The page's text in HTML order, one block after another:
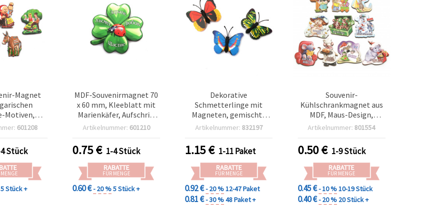
Magnet
Motiven,
x 45–80
601208
Stück
5 Stück +
MDF-Souvenirmagnet 70
x 60 mm, Kleeblatt mit
Marienkäfer, Aufschrift
„Gesundheit, Freude,
Artikelnummer: 601210
0.75€ 1-4 Stück
RABATTE
FÜR MENGE
0.60 €- 20 %5 Stück +
Dekorative
Schmetterlinge mit
Magneten, gemischte
Farben, 40×45 mm – 3
Artikelnummer: 832197
1.15€ 1-11 Paket
RABATTE
FÜR MENGE
0.92 €- 20 %12-47 Paket
0.81 €- 30 %48 Paket +
Souvenir-
Kühlschrankmagnet aus
MDF, Maus-Design,
gemischt, 70–80 x 50 mm
Artikelnummer: 801554
0.50€ 1-9 Stück
RABATTE
FÜR MENGE
0.45 €- 10 %10-19 Stück
0.40 €- 20 % 20 Stück +